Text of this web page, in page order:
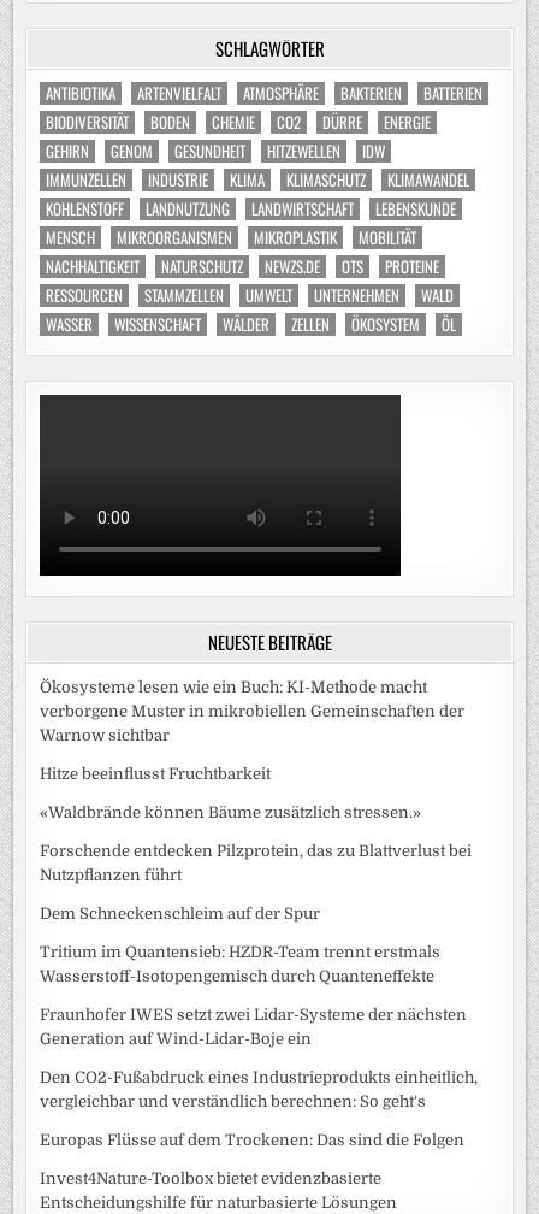
SCHLAGWÖRTER
ANTIBIOTIKA ARTENVIELFALT ATMOSPHÄRE BAKTERIEN
BATTERIEN
BIODIVERSITÄT
BODEN CHEMIE CO2 DÜRRE
ENERGIE
GEHIRN
GENOM GESUNDHEIT HITZEWELLEN
IDW
IMMUNZELLEN
INDUSTRIE KLIMA KLIMASCHUTZ
KLIMAWANDEL
KOHLENSTOFF
LANDNUTZUNG LANDWIRTSCHAFT
LEBENSKUNDE
MENSCH
MIKROORGANISMEN MIKROPLASTIK
MOBILITÄT
NACHHALTIGKEIT
NATURSCHUTZ NEWZS.DE OTS
PROTEINE
RESSOURCEN
STAMMZELLEN UMWELT UNTERNEHMEN
WALD
WASSER
WISSENSCHAFT WÄLDER ZELLEN ÖKOSYSTEM ÖL
NEUESTE BEITRÄGE
Ökosysteme lesen wie ein Buch: KI-Methode macht
verborgene Muster in mikrobiellen Gemeinschaften der
Warnow sichtbar
Hitze beeinflusst Fruchtbarkeit
«Waldbrände können Bäume zusätzlich stressen.»
Forschende entdecken Pilzprotein, das zu Blattverlust bei
Nutzpflanzen führt
Dem Schneckenschleim auf der Spur
Tritium im Quantensieb: HZDR-Team trennt erstmals
Wasserstoff-Isotopengemisch durch Quanteneffekte
Fraunhofer IWES setzt zwei Lidar-Systeme der nächsten
Generation auf Wind-Lidar-Boje ein
Den CO2-Fußabdruck eines Industrieprodukts einheitlich,
vergleichbar und verständlich berechnen: So geht‘s
Europas Flüsse auf dem Trockenen: Das sind die Folgen
Invest4Nature-Toolbox bietet evidenzbasierte
Entscheidungshilfe für naturbasierte Lösungen